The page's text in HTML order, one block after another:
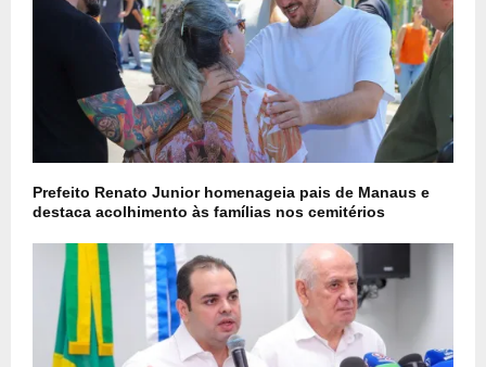
Prefeito Renato Junior homenageia pais de Manaus e
destaca acolhimento às famílias nos cemitérios